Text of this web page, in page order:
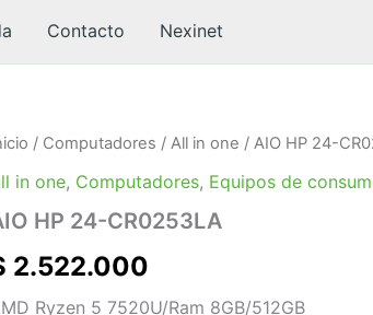
Contacto Nexinet
/ Computadores / All in one / AIO HP 24-
in one, Computadores, Equipos de
HP 24-CR0253LA
2.522.000
Ryzen 5 7520U/Ram 8GB/512GB